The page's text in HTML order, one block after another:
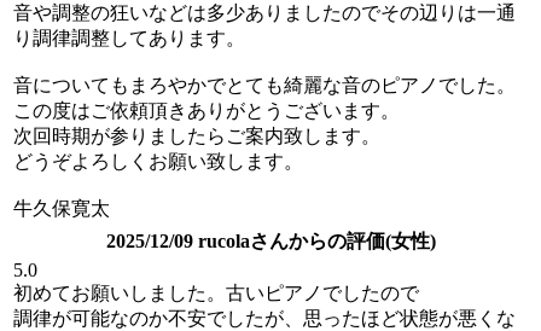
音や調整の狂いなどは多少ありましたのでその辺りは一通
り調律調整してあります。
音についてもまろやかでとても綺麗な音のピアノでした。
この度はご依頼頂きありがとうございます。
次回時期が参りましたらご案内致します。
どうぞよろしくお願い致します。
牛久保寛太
2025/12/09 rucolaさんからの評価(女性)
5.0
初めてお願いしました。古いピアノでしたので
調律が可能なのか不安でしたが、思ったほど状態が悪くな